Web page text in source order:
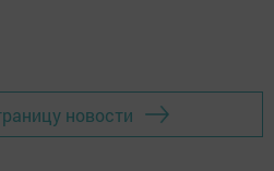
новости